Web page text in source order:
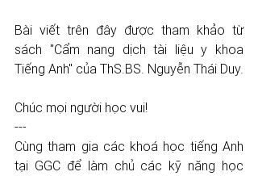
Bài viết trên đây được tham khảo từ
sách "Cẩm nang dịch tài liệu y khoa
Tiếng Anh" của ThS.BS. Nguyễn Thái Duy.
Chúc mọi người học vui!
---
Cùng tham gia các khoá học tiếng Anh
tại GGC để làm chủ các kỹ năng học